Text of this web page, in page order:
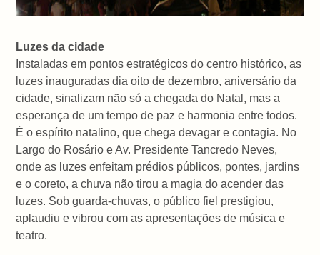
Luzes da cidade
Instaladas em pontos estratégicos do centro histórico, as
luzes inauguradas dia oito de dezembro, aniversário da
cidade, sinalizam não só a chegada do Natal, mas a
esperança de um tempo de paz e harmonia entre todos.
É o espírito natalino, que chega devagar e contagia. No
Largo do Rosário e Av. Presidente Tancredo Neves,
onde as luzes enfeitam prédios públicos, pontes, jardins
e o coreto, a chuva não tirou a magia do acender das
luzes. Sob guarda-chuvas, o público fiel prestigiou,
aplaudiu e vibrou com as apresentações de música e
teatro.